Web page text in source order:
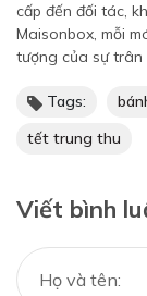
cấp đến đối tác,
Maisonbox, mỗi
tượng của sự
Tags:
tết trung thu
Viết bình